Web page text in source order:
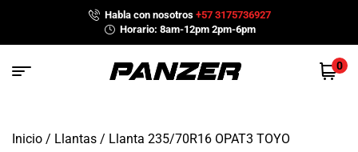
Habla con nosotros+57 3175736927
Horario: 8am-12pm 2pm-6pm
0
Inicio / Llantas / Llanta 235/70R16 OPAT3 TOYO